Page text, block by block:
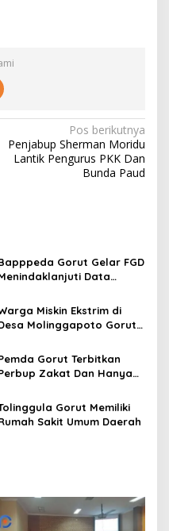
Pos berikutnya
Penjabup Sherman Moridu
Lantik Pengurus PKK Dan
Bunda Paud
Gorut Gelar FGD
Data
Miskin Ekstrim di
Molinggapoto Gorut
Gorut Terbitkan
Zakat Dan Hanya
Gorut Memiliki
Sakit Umum Daerah